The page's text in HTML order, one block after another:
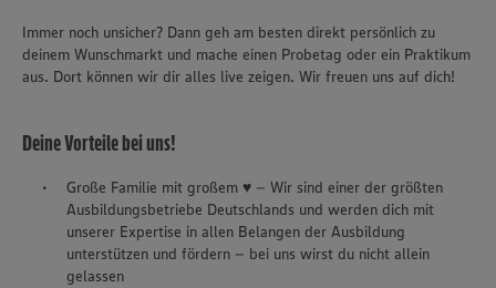
Immer noch unsicher? Dann geh am besten direkt persönlich zu
deinem Wunschmarkt und mache einen Probetag oder ein Praktikum
aus. Dort können wir dir alles live zeigen. Wir freuen uns auf dich!
Deine Vorteile bei uns!
Große Familie mit großem ♥ – Wir sind einer der größten
Ausbildungsbetriebe Deutschlands und werden dich mit
unserer Expertise in allen Belangen der Ausbildung
unterstützen und fördern – bei uns wirst du nicht allein
gelassen